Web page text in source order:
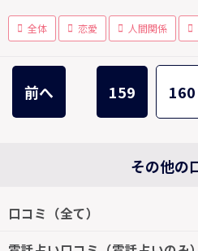
全体 恋愛 人間関係
前へ 159 160
その他の
口コミ（全て）